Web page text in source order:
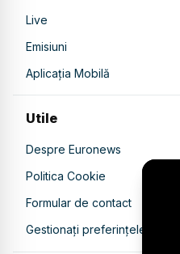
Live
Emisiuni
Aplicația Mobilă
Utile
Despre Euronews
Politica Cookie
Formular de contact
Gestionați preferințele